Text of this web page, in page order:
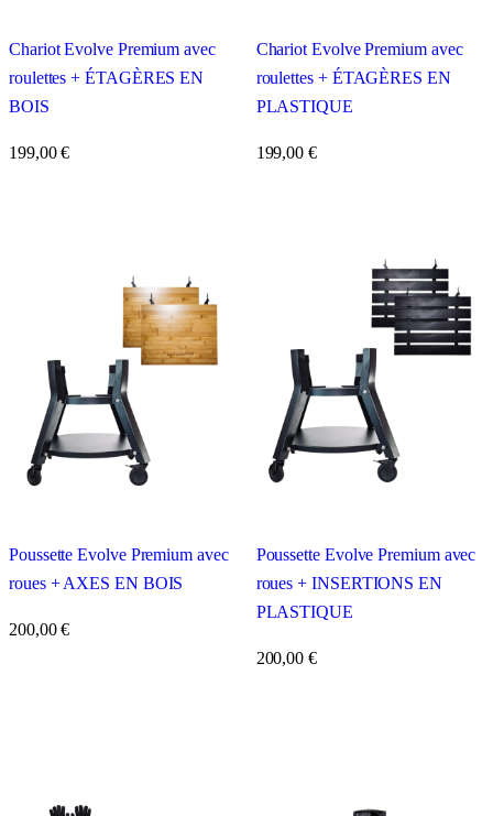
Chariot Evolve Premium avec
roulettes + ÉTAGÈRES EN
BOIS
199,00€
Chariot Evolve Premium avec
roulettes + ÉTAGÈRES EN
PLASTIQUE
199,00€
Poussette Evolve Premium avec
roues + AXES EN BOIS
200,00€
Poussette Evolve Premium avec
roues + INSERTIONS EN
PLASTIQUE
200,00€